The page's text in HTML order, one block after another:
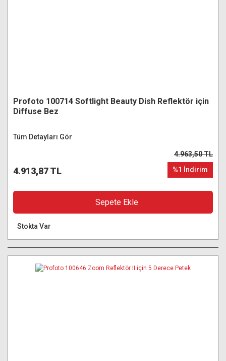
Profoto 100714 Softlight Beauty Dish Reflektör için
Diffuse Bez
Tüm Detayları Gör
4.913,87 TL
4.963,50 TL
%1 İndirim
Sepete Ekle
Stokta Var